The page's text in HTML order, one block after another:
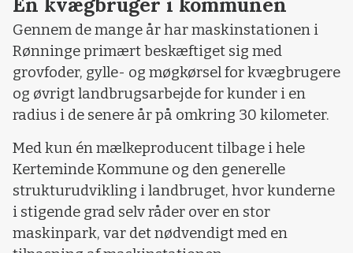
Én kvægbruger i kommunen
Gennem de mange år har maskinstationen i
Rønninge primært beskæftiget sig med
grovfoder, gylle- og møgkørsel for kvægbrugere
og øvrigt landbrugsarbejde for kunder i en
radius i de senere år på omkring 30 kilometer.
Med kun én mælkeproducent tilbage i hele
Kerteminde Kommune og den generelle
strukturudvikling i landbruget, hvor kunderne
i stigende grad selv råder over en stor
maskinpark, var det nødvendigt med en